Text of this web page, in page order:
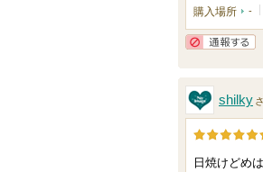
購入場所 -
shilky
日焼けどめ